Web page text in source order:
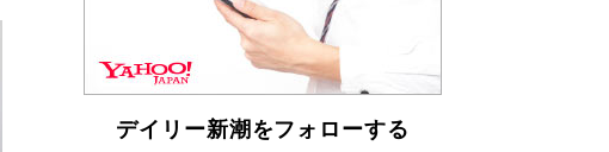
デイリー新潮をフォローする